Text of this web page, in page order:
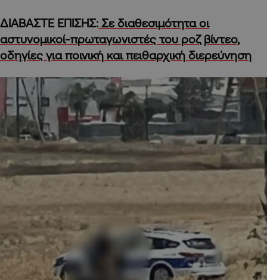
ΔΙΑΒΑΣΤΕ ΕΠΙΣΗΣ: Σε διαθεσιμότητα οι
αστυνομικοί-πρωταγωνιστές του ροζ βίντεο,
οδηγίες για ποινική και πειθαρχική διερεύνηση